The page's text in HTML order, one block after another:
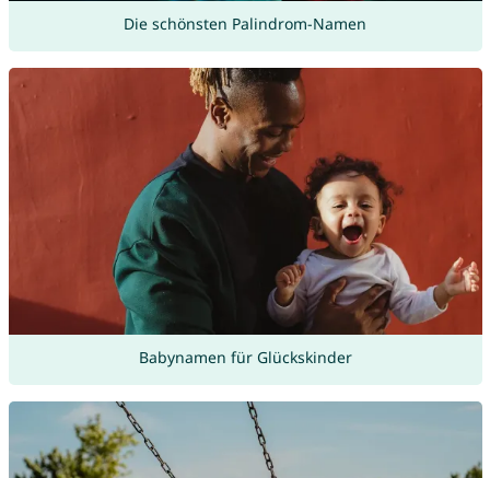
Die schönsten Palindrom-Namen
Babynamen für Glückskinder